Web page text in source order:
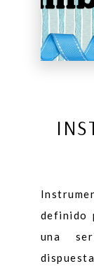
definido
una